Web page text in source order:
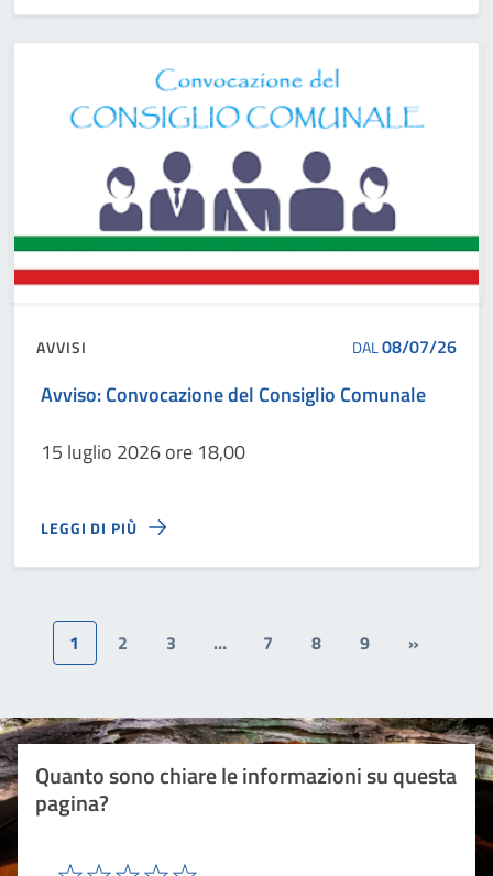
AVVISI DAL08/07/26
Avviso: Convocazione del Consiglio Comunale
15 luglio 2026 ore 18,00
LEGGI DI PIÙ
1 2 3 … 7 8 9 »
Quanto sono chiare le informazioni su questa
pagina?